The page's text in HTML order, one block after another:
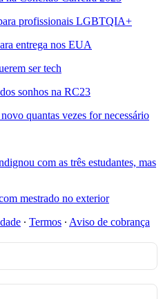
profissionais LGBTQIA+
entrega nos EUA
ser tech
sonhos na RC23
quantas vezes for necessário
com as três estudantes, mas
mestrado no exterior
∙ Termos ∙ Aviso de cobrança